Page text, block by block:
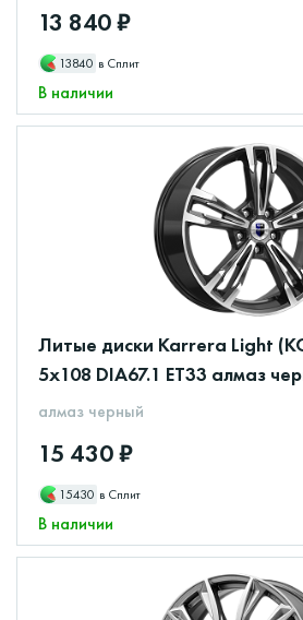
13 840 ₽
13840 в Сплит
В наличии
Литые диски Karrera Light
5x108 DIA67.1 ET33 алмаз
алмаз черный
15 430 ₽
15430 в Сплит
В наличии